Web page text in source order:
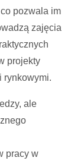
pozwala im
zajęcia
projekty
rynkowymi.
ale
pracy w